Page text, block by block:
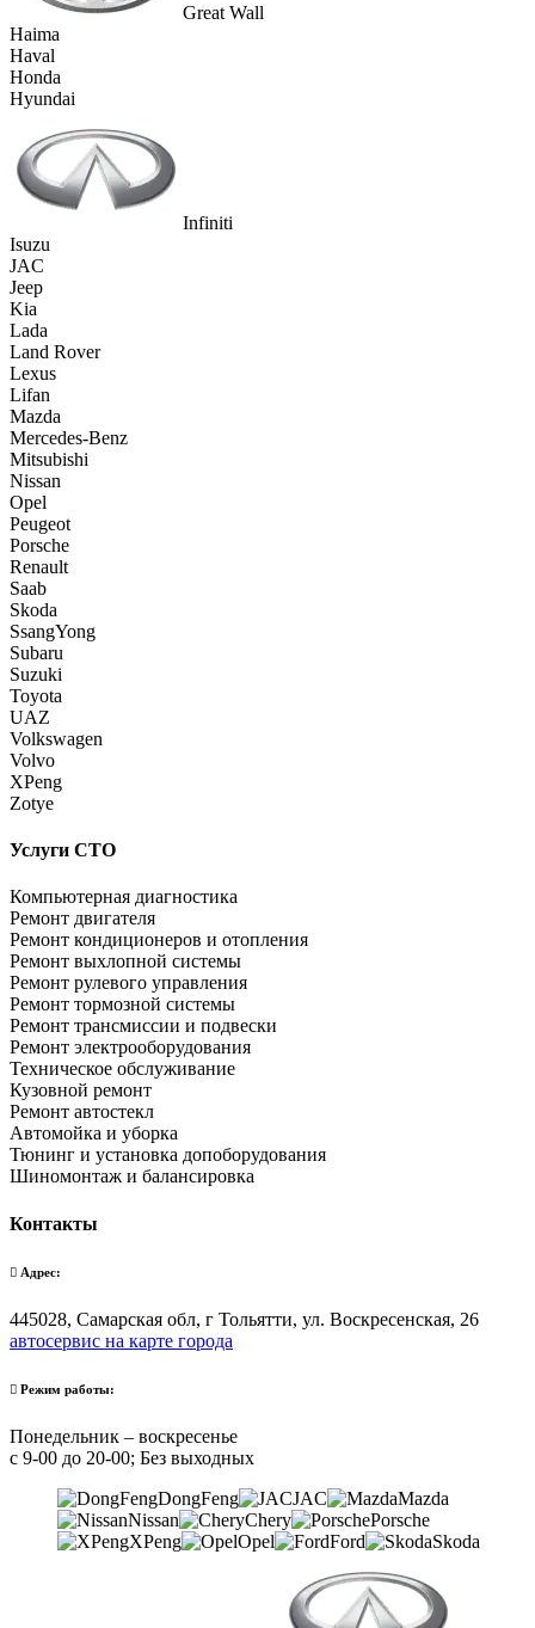
Great Wall
Haima
Haval
Honda
Hyundai
Infiniti
Isuzu
JAC
Jeep
Kia
Lada
Land Rover
Lexus
Lifan
Mazda
Mercedes-Benz
Mitsubishi
Nissan
Opel
Peugeot
Porsche
Renault
Saab
Skoda
SsangYong
Subaru
Suzuki
Toyota
UAZ
Volkswagen
Volvo
XPeng
Zotye
Услуги СТО
Компьютерная диагностика
Ремонт двигателя
Ремонт кондиционеров и отопления
Ремонт выхлопной системы
Ремонт рулевого управления
Ремонт тормозной системы
Ремонт трансмиссии и подвески
Ремонт электрооборудования
Техническое обслуживание
Кузовной ремонт
Ремонт автостекл
Автомойка и уборка
Тюнинг и установка допоборудования
Шиномонтаж и балансировка
Контакты
Адрес:
445028, Самарская обл, г Тольятти, ул. Воскресенская, 26
автосервис на карте города
Режим работы:
Понедельник – воскресенье
с 9-00 до 20-00; Без выходных
DongFeng
JAC
Mazda
Nissan
Chery
Porsche
XPeng
Opel Ford Skoda